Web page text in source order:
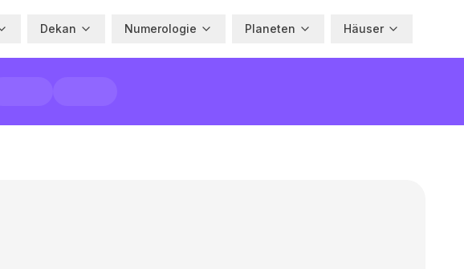
Dekan Numerologie Planeten Häuser